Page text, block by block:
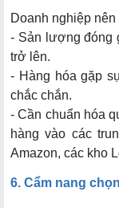
Doanh nghiệp
- Sản lượng đóng
trở lên.
- Hàng hóa gặp
chắc chắn.
- Cần chuẩn hóa
hàng vào các
Amazon, các kho
6. Cẩm nang